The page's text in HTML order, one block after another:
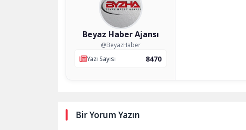
Beyaz Haber Ajansı
@BeyazHaber
Yazı Sayısı
8470
Bir Yorum Yazın